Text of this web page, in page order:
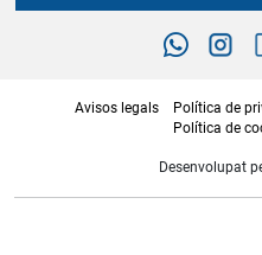
Avisos legals Política de
Política de
Desenvolupat